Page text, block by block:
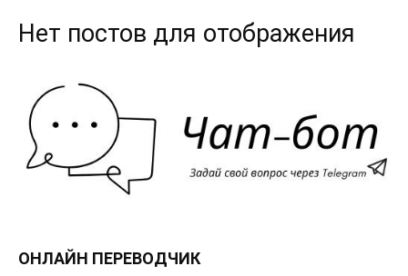
Нет постов для отображения
ОНЛАЙН ПЕРЕВОДЧИК